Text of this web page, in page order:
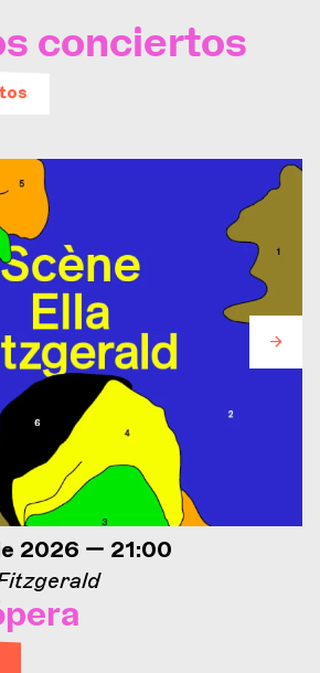
conciertos
2026 — 21:00